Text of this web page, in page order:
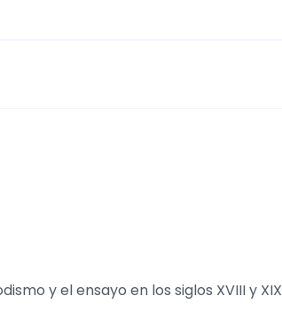
y el ensayo en los siglos XVIII y XIX